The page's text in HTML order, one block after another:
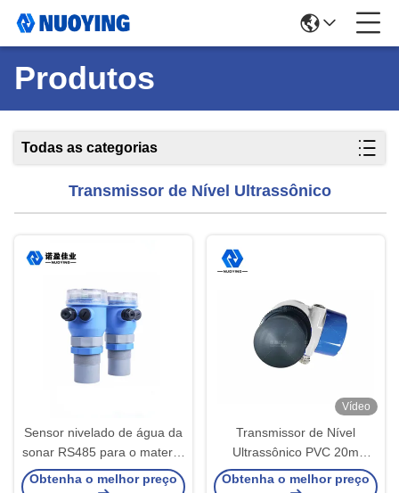
Produtos
Todas as categorias
Transmissor de Nível Ultrassônico
Sensor nivelado de água da
sonar RS485 para o material
contínuo
Obtenha o melhor preço
Vídeo
Transmissor de Nível
Ultrassônico PVC 20m
Medidor de Nível Líquido
Obtenha o melhor preço